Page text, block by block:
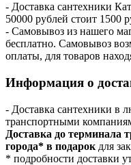
- Доставка сантехники
50000 рублей стоит
- Самовывоз из нашего
бесплатно. Самовывоз
оплаты, для товаров
Информация о
- Доставка сантехники в
транспортными
Доставка до терминала
города* в подарок для
* подробности доставки